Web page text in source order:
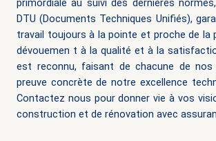
primordiale au suivi des dernières
DTU (Documents Techniques Unifiés),
travail toujours à la pointe et proche de la
dévouemen t à la qualité et à la
est reconnu, faisant de chacune de nos
preuve concrète de notre excellence
Contactez nous pour donner vie à vos
construction et de rénovation avec